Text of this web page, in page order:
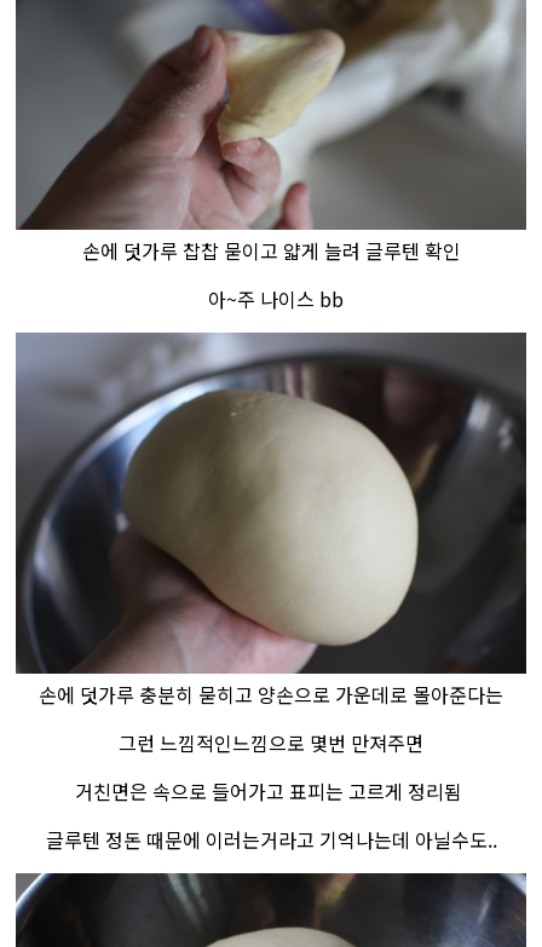
손에 덧가루 찹찹 묻이고 얇게 늘려 글루텐 확인
​ 아~주 나이스 bb
손에 덧가루 충분히 묻히고 양손으로 가운데로 몰아준다는
그런 느낌적인느낌으로 몇번 만져주면
거친면은 속으로 들어가고 표피는 고르게 정리됨
글루텐 정돈 때문에 이러는거라고 기억나는데 아닐수도..